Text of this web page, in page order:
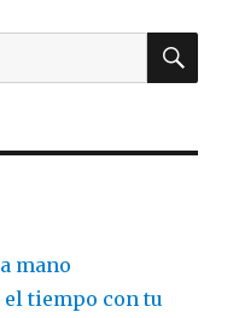
mano
tiempo con tu